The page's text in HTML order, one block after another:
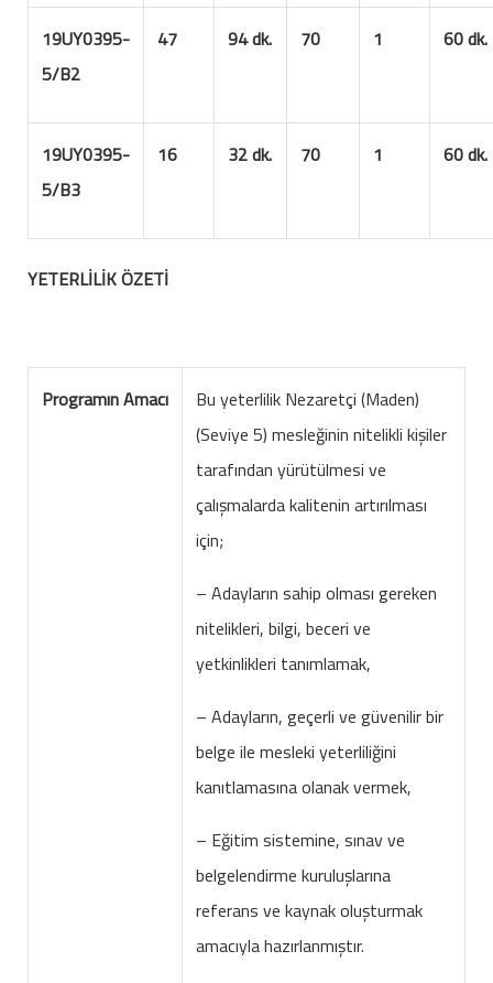
19UY0395-
5/B2
47 94 dk. 70 1 60 dk.
19UY0395-
5/B3
16 32 dk. 70 1 60 dk.
YETERLİLİK ÖZETİ
Programın Amacı
Bu yeterlilik Nezaretçi (Maden)
(Seviye 5) mesleğinin nitelikli kişiler
tarafından yürütülmesi ve
çalışmalarda kalitenin artırılması
için;
– Adayların sahip olması gereken
nitelikleri, bilgi, beceri ve
yetkinlikleri tanımlamak,
– Adayların, geçerli ve güvenilir bir
belge ile mesleki yeterliliğini
kanıtlamasına olanak vermek,
– Eğitim sistemine, sınav ve
belgelendirme kuruluşlarına
referans ve kaynak oluşturmak
amacıyla hazırlanmıştır.